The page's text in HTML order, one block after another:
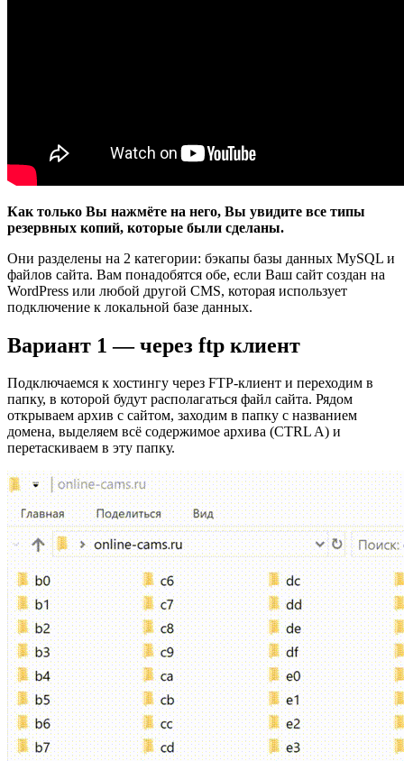
Как только Вы нажмёте на него, Вы увидите все типы
резервных копий, которые были сделаны.
Они разделены на 2 категории: бэкапы базы данных MySQL и
файлов сайта. Вам понадобятся обе, если Ваш сайт создан на
WordPress или любой другой CMS, которая использует
подключение к локальной базе данных.
Вариант 1 — через ftp клиент
Подключаемся к хостингу через FTP-клиент и переходим в
папку, в которой будут располагаться файл сайта. Рядом
открываем архив с сайтом, заходим в папку с названием
домена, выделяем всё содержимое архива (CTRL A) и
перетаскиваем в эту папку.